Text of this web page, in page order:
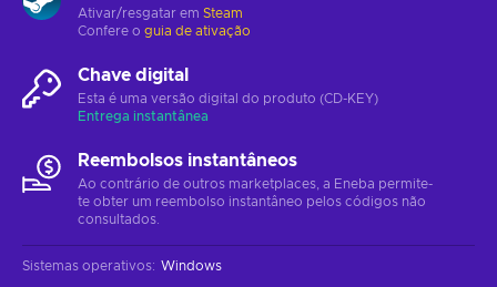
Ativar/resgatar em Steam
Confere o guia de ativação
Chave digital
Esta é uma versão digital do produto (CD-KEY)
Entrega instantânea
Reembolsos instantâneos
Ao contrário de outros marketplaces, a Eneba permite-
te obter um reembolso instantâneo pelos códigos não
consultados.
Sistemas operativos: Windows